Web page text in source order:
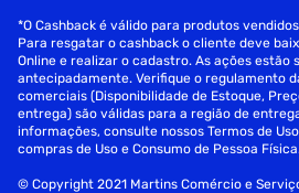
*O Cashback é válido para produtos
Para resgatar o cashback o cliente deve
Online e realizar o cadastro. As ações estão
antecipadamente. Verifique o regulamento
comerciais (Disponibilidade de Estoque,
entrega) são válidas para a região de
informações, consulte nossos Termos de
compras de Uso e Consumo de Pessoa
© Copyright 2021 Martins Comércio e